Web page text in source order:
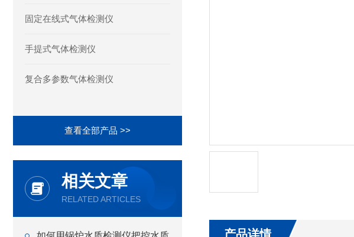
固定在线式气体检测仪
手提式气体检测仪
复合多参数气体检测仪
查看全部产品 >>
相关文章
RELATED ARTICLES
产品详情